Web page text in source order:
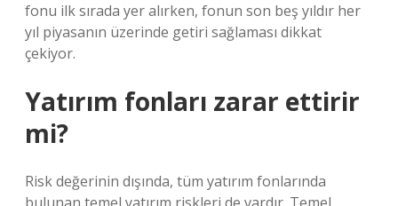
fonu ilk sırada yer alırken, fonun son beş yıldır her
yıl piyasanın üzerinde getiri sağlaması dikkat
çekiyor.
Yatırım fonları zarar ettirir
mi?
Risk değerinin dışında, tüm yatırım fonlarında